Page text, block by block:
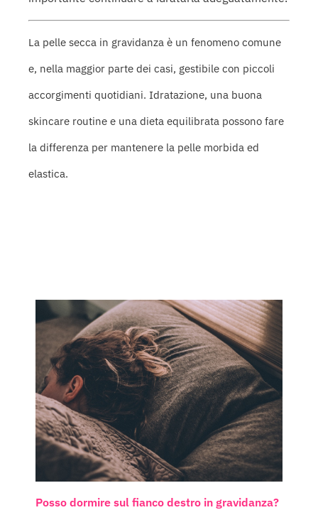
La pelle secca in gravidanza è un fenomeno comune
e, nella maggior parte dei casi, gestibile con piccoli
accorgimenti quotidiani. Idratazione, una buona
skincare routine e una dieta equilibrata possono fare
la differenza per mantenere la pelle morbida ed
elastica.
Posso dormire sul fianco destro in gravidanza?